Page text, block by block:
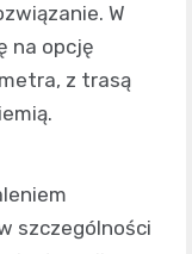
W
na opcję
z trasą
szczególności